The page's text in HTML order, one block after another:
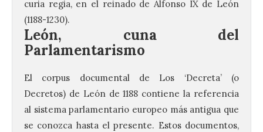
curia regia, en el reinado de Alfonso IX de León
(1188-1230).
León, cuna del
Parlamentarismo
El corpus documental de Los ‘Decreta’ (o
Decretos) de León de 1188 contiene la referencia
al sistema parlamentario europeo más antigua que
se conozca hasta el presente. Estos documentos,